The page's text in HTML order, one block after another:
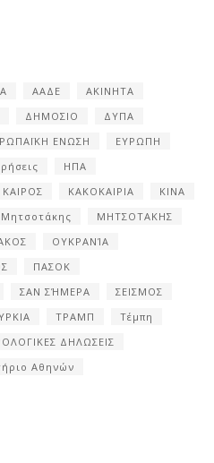
ΑΑΔΕ
ΑΚΙΝΗΤΑ
ΔΗΜΟΣΙΟ
ΔΥΠΑ
ΕΝΩΣΗ
ΕΥΡΩΠΗ
ΗΠΑ
ΚΑΙΡΟΣ ΚΑΚΟΚΑΙΡΙΑ
ΚΙΝΑ
ΜΗΤΣΟΤΑΚΗΣ
ΟΥΚΡΑΝΊΑ
ΠΑΣΟΚ
ΣΑΝ ΣΉΜΕΡΑ
ΣΕΙΣΜΟΣ
ΤΡΑΜΠ
Τέμπη
ΔΗΛΩΣΕΙΣ
Αθηνών